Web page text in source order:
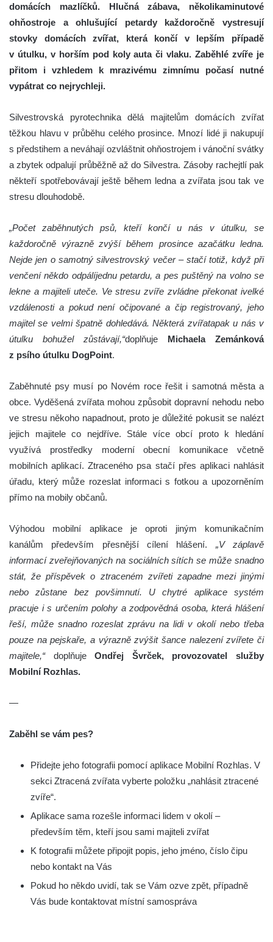
domácích mazlíčků. Hlučná zábava, několikaminutové
ohňostroje a ohlušující petardy každoročně vystresují
stovky domácích zvířat, která končí v lepším případě
v útulku, v horším pod koly auta či vlaku. Zaběhlé zvíře je
přitom i vzhledem k mrazivému zimnímu počasí nutné
vypátrat co nejrychleji.
Silvestrovská pyrotechnika dělá majitelům domácích zvířat
těžkou hlavu v průběhu celého prosince. Mnozí lidé ji nakupují
s předstihem a neváhají ozvláštnit ohňostrojem i vánoční svátky
a zbytek odpalují průběžně až do Silvestra. Zásoby rachejtlí pak
někteří spotřebovávají ještě během ledna a zvířata jsou tak ve
stresu dlouhodobě.
„Počet zaběhnutých psů, kteří končí u nás v útulku, se
každoročně výrazně zvýší během prosince azačátku ledna.
Nejde jen o samotný silvestrovský večer – stačí totiž, když při
venčení někdo odpálíjednu petardu, a pes puštěný na volno se
lekne a majiteli uteče. Ve stresu zvíře zvládne překonat ivelké
vzdálenosti a pokud není očipované a čip registrovaný, jeho
majitel se velmi špatně dohledává. Některá zvířatapak u nás v
útulku bohužel zůstávají,“doplňuje Michaela Zemánková
z psího útulku DogPoint.
Zaběhnuté psy musí po Novém roce řešit i samotná města a
obce. Vyděšená zvířata mohou způsobit dopravní nehodu nebo
ve stresu někoho napadnout, proto je důležité pokusit se nalézt
jejich majitele co nejdříve. Stále více obcí proto k hledání
využívá prostředky moderní obecní komunikace včetně
mobilních aplikací. Ztraceného psa stačí přes aplikaci nahlásit
úřadu, který může rozeslat informaci s fotkou a upozorněním
přímo na mobily občanů.
Výhodou mobilní aplikace je oproti jiným komunikačním
kanálům především přesnější cílení hlášení. „V záplavě
informací zveřejňovaných na sociálních sítích se může snadno
stát, že příspěvek o ztraceném zvířeti zapadne mezi jinými
nebo zůstane bez povšimnutí. U chytré aplikace systém
pracuje i s určením polohy a zodpovědná osoba, která hlášení
řeší, může snadno rozeslat zprávu na lidi v okolí nebo třeba
pouze na pejskaře, a výrazně zvýšit šance nalezení zvířete či
majitele,“doplňujeOndřej Švrček, provozovatel služby
Mobilní Rozhlas.
—
Zaběhl se vám pes?
Přidejte jeho fotografii pomocí aplikace Mobilní Rozhlas. V
sekci Ztracená zvířata vyberte položku „nahlásit ztracené
zvíře“.
Aplikace sama rozešle informaci lidem v okolí –
především těm, kteří jsou sami majiteli zvířat
K fotografii můžete připojit popis, jeho jméno, číslo čipu
nebo kontakt na Vás
Pokud ho někdo uvidí, tak se Vám ozve zpět, případně
Vás bude kontaktovat místní samospráva